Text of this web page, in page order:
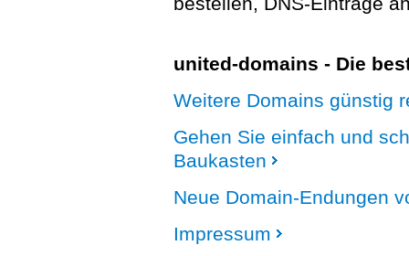
united-domains - Die
Weitere Domains günstig
Gehen Sie einfach und
Baukasten
Neue Domain-Endungen
Impressum